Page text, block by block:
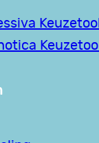
Keuzetool
Keuzetool